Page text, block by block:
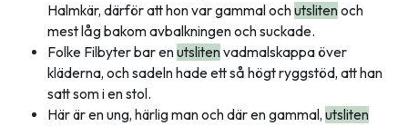
Halmkär, därför att hon var gammal ochutsliten och
mest låg bakom avbalkningen och suckade.
Folke Filbyter bar enutsliten vadmalskappa över
kläderna, och sadeln hade ett så högt ryggstöd, att han
satt som i en stol.
Här är en ung, härlig man och där en gammal, utsliten